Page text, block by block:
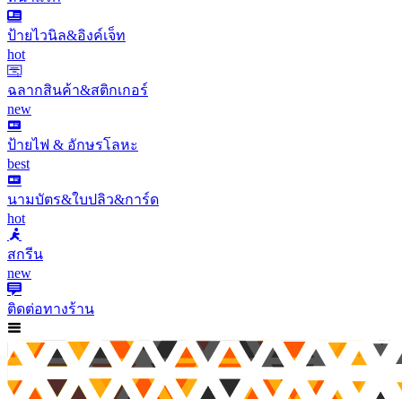
ป้ายไวนิล&อิงค์เจ็ท
hot
ฉลากสินค้า&สติกเกอร์
new
ป้ายไฟ & อักษรโลหะ
best
นามบัตร&ใบปลิว&การ์ด
hot
สกรีน
new
ติดต่อทางร้าน